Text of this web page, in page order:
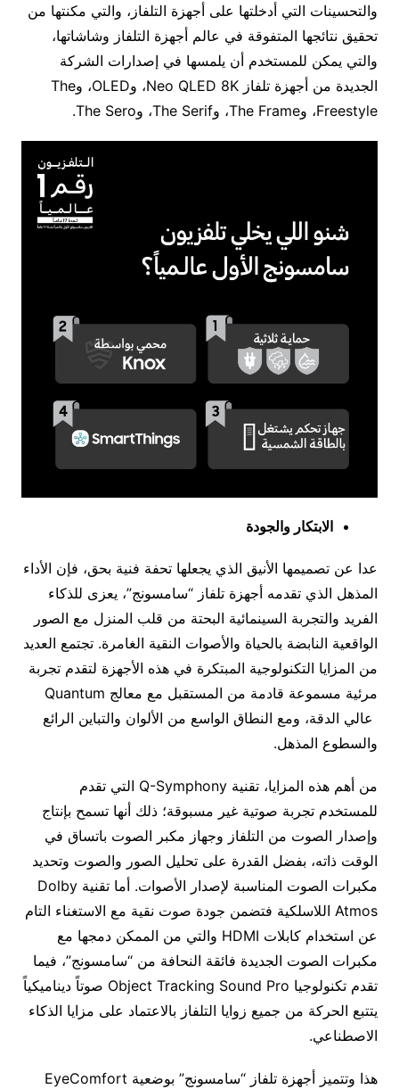
والتحسينات التي أدخلتها على أجهزة التلفاز، والتي مكنتها من
تحقيق نتائجها المتفوقة في عالم أجهزة التلفاز وشاشاتها،
والتي يمكن للمستخدم أن يلمسها في إصدارات الشركة
الجديدة من أجهزة تلفاز Neo QLED 8K، وOLED، وThe
Freestyle، وThe Frame، وThe Serif، وThe Sero.
الابتكار والجودة
عدا عن تصميمها الأنيق الذي يجعلها تحفة فنية بحق، فإن الأداء
المذهل الذي تقدمه أجهزة تلفاز “سامسونج”، يعزى للذكاء
الفريد والتجربة السينمائية البحتة من قلب المنزل مع الصور
الواقعية النابضة بالحياة والأصوات النقية الغامرة. تجتمع العديد
من المزايا التكنولوجية المبتكرة في هذه الأجهزة لتقدم تجربة
مرئية مسموعة قادمة من المستقبل مع معالج Quantum
عالي الدقة، ومع النطاق الواسع من الألوان والتباين الرائع
والسطوع المذهل.
من أهم هذه المزايا، تقنية Q-Symphony التي تقدم
للمستخدم تجربة صوتية غير مسبوقة؛ ذلك أنها تسمح بإنتاج
وإصدار الصوت من التلفاز وجهاز مكبر الصوت باتساق في
الوقت ذاته، بفضل القدرة على تحليل الصور والصوت وتحديد
مكبرات الصوت المناسبة لإصدار الأصوات. أما تقنية Dolby
Atmos اللاسلكية فتضمن جودة صوت نقية مع الاستغناء التام
عن استخدام كابلات HDMI والتي من الممكن دمجها مع
مكبرات الصوت الجديدة فائقة النحافة من “سامسونج”، فيما
تقدم تكنولوجيا Object Tracking Sound Pro صوتاً ديناميكياً
يتتبع الحركة من جميع زوايا التلفاز بالاعتماد على مزايا الذكاء
الاصطناعي.
هذا وتتميز أجهزة تلفاز “سامسونج” بوضعية EyeComfort